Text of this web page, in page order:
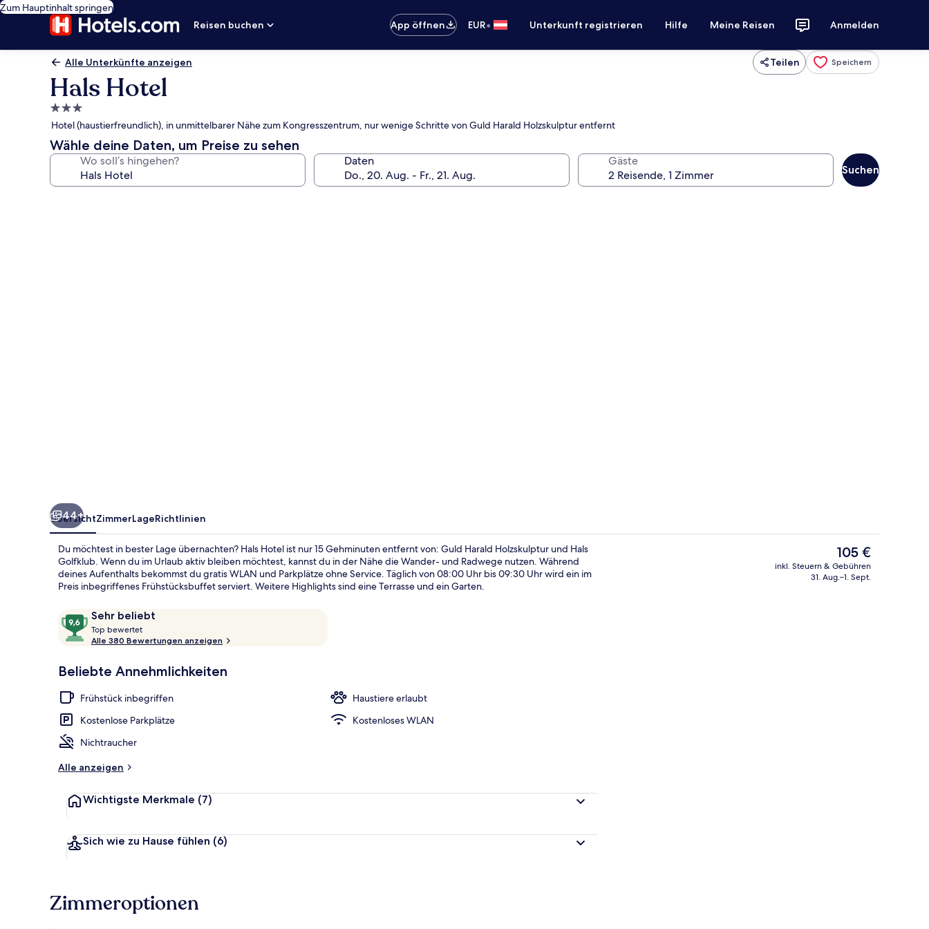
Zum Hauptinhalt springen
Reisen buchen
App öffnen EUR• Unterkunft registrieren Hilfe Meine Reisen Anmelden
Alle Unterkünfte anzeigen Teilen Speichern
Hals Hotel
3.0-
Sterne-
Unterkunft
Hotel (haustierfreundlich), in unmittelbarer Nähe zum Kongresszentrum, nur wenige Schritte von Guld Harald Holzskulptur entfernt
Wähle deine Daten, um Preise zu sehen
Wo soll’s hingehen? Daten Gäste
Suchen
Classic-Doppelzimmer |
44+
ÜbersichtZimmerLageRichtlinien
Du möchtest in bester Lage übernachten? Hals Hotel ist nur 15 Gehminuten entfernt von: Guld Harald Holzskulptur und Hals
Golfklub. Wenn du im Urlaub aktiv bleiben möchtest, kannst du in der Nähe die Wander- und Radwege nutzen. Während
deines Aufenthalts bekommst du gratis WLAN und Parkplätze ohne Service. Täglich von 08:00 Uhr bis 09:30 Uhr wird ein im
Preis inbegriffenes Frühstücksbuffet serviert. Weitere Highlights sind eine Terrasse und ein Garten.
Bewertungen
Sehr beliebt
9,6
von
10,
beliebt
Top bewertet
o
b
w
e
r
Alle 380 Bewertungen anzeigen
Beliebte Annehmlichkeiten
Frühstück inbegriffen
Haustiere erlaubt
Kostenlose Parkplätze
Kostenloses WLAN
Nichtraucher
Alle anzeigen
Wichtigste Merkmale (7)
Sich wie zu Hause fühlen (6)
Der
aktuelle
Preis
105 €
inkl. Steuern & Gebühren
31. Aug.–1. Sept.
Zimmeroptionen